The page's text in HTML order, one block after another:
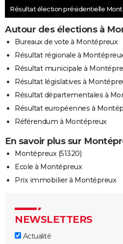
Résultat élection présidentielle
Autour des élections à
Bureaux de vote à Montépreux
Résultat régionale à
Résultat municipale à
Résultat législatives à
Résultat départementales à
Résultat européennes à
Référendum à Montépreux
En savoir plus sur
Montépreux (51320)
Ecole à Montépreux
Prix immobilier à Montépreux
NEWSLETTERS
Actualité